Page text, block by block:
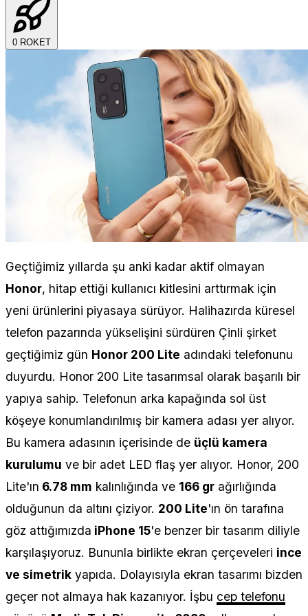
0 ROKET
Geçtiğimiz yıllarda şu anki kadar aktif olmayan
Honor, hitap ettiği kullanıcı kitlesini arttırmak için
yeni ürünlerini piyasaya sürüyor. Halihazırda küresel
telefon pazarında yükselişini sürdüren Çinli şirket
geçtiğimiz gün Honor 200 Lite adındaki telefonunu
duyurdu. Honor 200 Lite tasarımsal olarak başarılı bir
yapıya sahip. Telefonun arka kapağında sol üst
köşeye konumlandırılmış bir kamera adası yer alıyor.
Bu kamera adasının içerisinde de üçlü kamera
kurulumu ve bir adet LED flaş yer alıyor. Honor, 200
Lite'ın 6.78 mm kalınlığında ve 166 gr ağırlığında
olduğunun da altını çiziyor. 200 Lite'ın ön tarafına
göz attığımızda iPhone 15'e benzer bir tasarım diliyle
karşılaşıyoruz. Bununla birlikte ekran çerçeveleri ince
ve simetrik yapıda. Dolayısıyla ekran tasarımı bizden
geçer not almaya hak kazanıyor. İşbu cep telefonu